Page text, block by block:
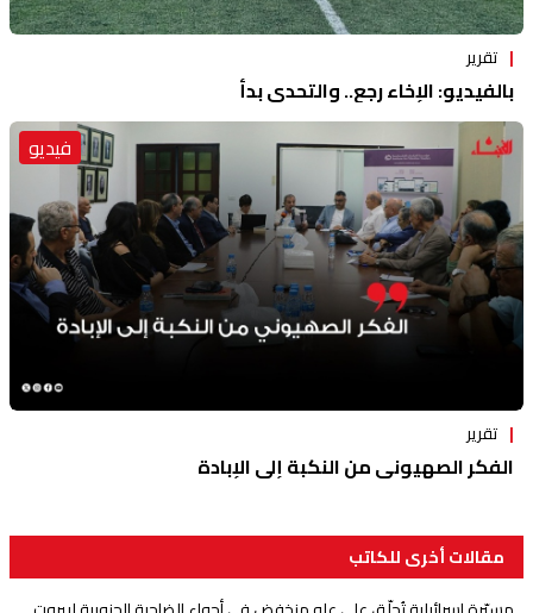
تقرير
بالفيديو: الإخاء رجع.. والتحدي بدأ
فيديو
تقرير
الفكر الصهيوني من النكبة إلى الإبادة
مقالات أخرى للكاتب